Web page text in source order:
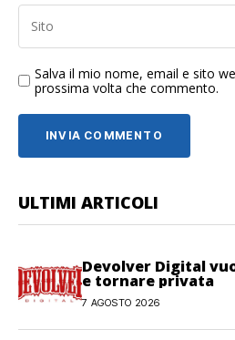
Salva il mio nome, email e sito
prossima volta che commento.
ULTIMI ARTICOLI
Devolver Digital
e tornare privata
7 AGOSTO 2026